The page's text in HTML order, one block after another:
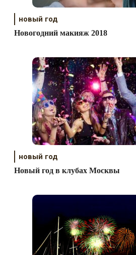
новый год
Новогодний макияж 2018
новый год
Новый год в клубах Москвы